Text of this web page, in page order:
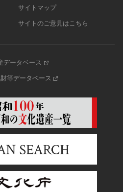
サイトマップ
サイトのご意見はこちら
データベース
等データベース